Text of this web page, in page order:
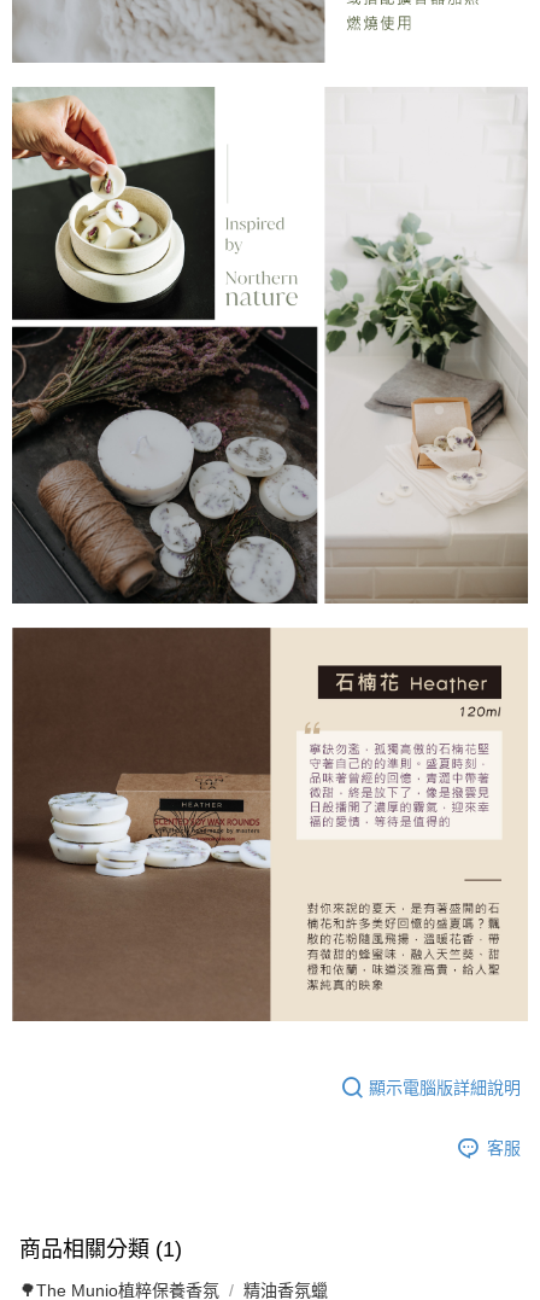
顯示電腦版詳細說明
客服
商品相關分類 (1)
🌳The Munio植粹保養香氛 精油香氛蠟